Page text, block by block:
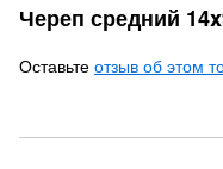
Череп средний
Оставьте отзыв об этом